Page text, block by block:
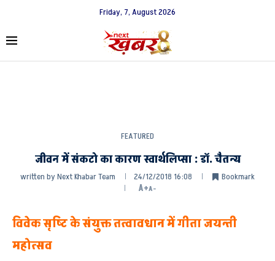
Friday, 7, August 2026
FEATURED
जीवन में संकटो का कारण स्वार्थलिप्सा : डॉ. चैतन्य
written byNext Khabar Team 24/12/2018 16:08
Bookmark
A+A-
विवेक सृष्टि के संयुक्त तत्वावधान में गीता जयन्ती
महोत्सव